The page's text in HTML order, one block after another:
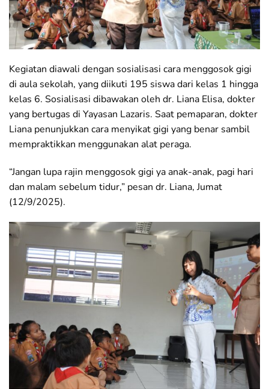
Kegiatan diawali dengan sosialisasi cara menggosok gigi
di aula sekolah, yang diikuti 195 siswa dari kelas 1 hingga
kelas 6. Sosialisasi dibawakan oleh dr. Liana Elisa, dokter
yang bertugas di Yayasan Lazaris. Saat pemaparan, dokter
Liana penunjukkan cara menyikat gigi yang benar sambil
mempraktikkan menggunakan alat peraga.
“Jangan lupa rajin menggosok gigi ya anak-anak, pagi hari
dan malam sebelum tidur,” pesan dr. Liana, Jumat
(12/9/2025).